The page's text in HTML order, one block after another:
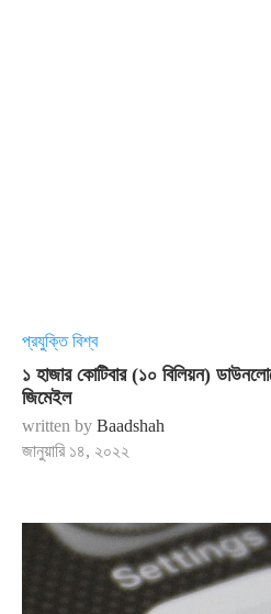
প্রযুক্তি বিশ্ব
১ হাজার কোটিবার (১০ বিলিয়ন)
জিমেইল
written by Baadshah
জানুয়ারি ১৪, ২০২২